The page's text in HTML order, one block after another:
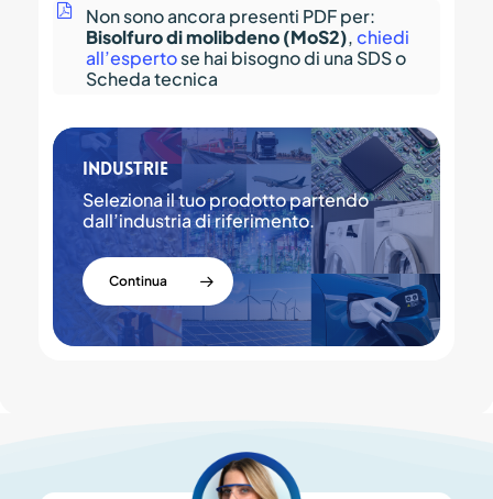
Non sono ancora presenti PDF per:
Bisolfuro di molibdeno (MoS2),chiedi
all’espertose hai bisogno di una SDS o
Scheda tecnica
Industrie
Seleziona il tuo prodotto partendo
dall’industria di riferimento.
Continua